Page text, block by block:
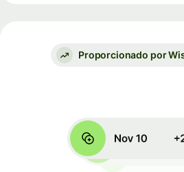
Proporcionado por